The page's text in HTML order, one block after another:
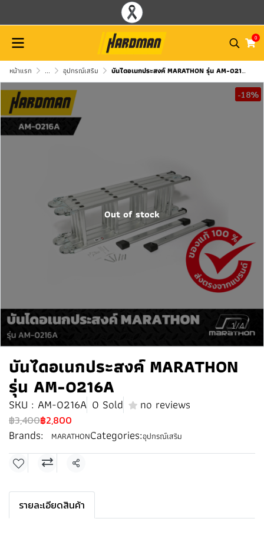
0
หน้าแรก ... อุปกรณ์เสริม บันไดอเนกประสงค์ MARATHON รุ่น AM-0216A
1/4
-18%
Out of stock
บันไดอเนกประสงค์ MARATHON
รุ่น AM-0216A
SKU : AM-0216A 0 Sold no reviews
฿3,400฿2,800
Brands: MARATHONCategories:อุปกรณ์เสริม
Share
รายละเอียดสินค้า